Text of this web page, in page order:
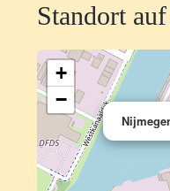
Standort
+
−